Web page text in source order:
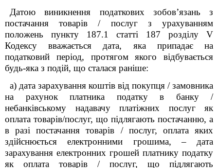
Датою виникнення податкових зобов’язань з
постачання товарів / послуг з урахуванням
положень пункту 187.1 статті 187 розділу V
Кодексу вважається дата, яка припадає на
податковий період, протягом якого відбувається
будь-яка з подій, що сталася раніше:
а) дата зарахування коштів від покупця / замовника
на рахунок платника податку в банку /
небанківському надавачу платіжних послуг як
оплата товарів/послуг, що підлягають постачанню, а
в разі постачання товарів / послуг, оплата яких
здійснюється електронними грошима, ‒ дата
зарахування електронних грошей платнику податку
як оплата товарів / послуг, що підлягають